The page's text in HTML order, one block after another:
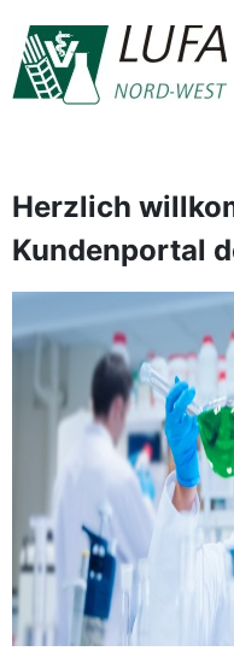
Herzlich
Kundenportal